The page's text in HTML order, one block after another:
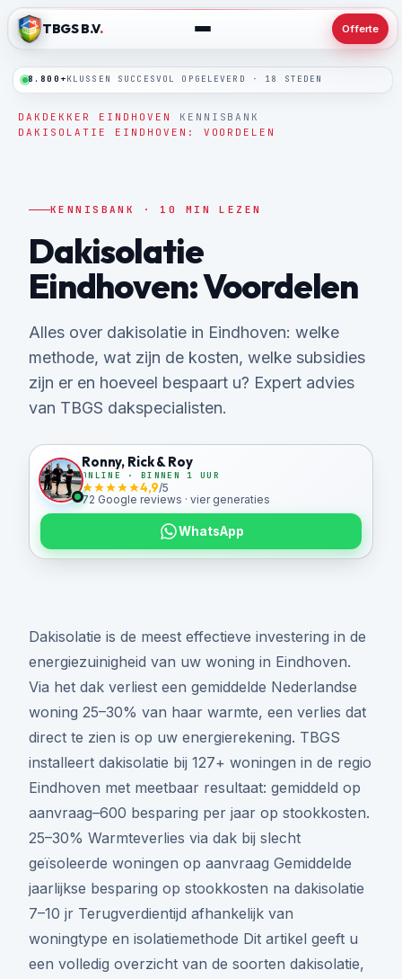
TBGS B.V. Offerte
8.800+KLUSSEN SUCCESVOL OPGELEVERD · 18 STEDEN
24/7 SPOEDLIJN · BINNEN 24 UUR TER PLAATSE
DAKDEKKER EINDHOVEN KENNISBANK
DAKISOLATIE EINDHOVEN: VOORDELEN
KENNISBANK · 10 MIN LEZEN
Dakisolatie
Eindhoven: Voordelen
Alles over dakisolatie in Eindhoven: welke
methode, wat zijn de kosten, welke subsidies
zijn er en hoeveel bespaart u? Expert advies
van TBGS dakspecialisten.
Ronny, Rick & Roy
ONLINE · BINNEN 1 UUR
4,9/5
72 Google reviews · vier generaties
WhatsApp
Dakisolatie is de meest effectieve investering in de
energiezuinigheid van uw woning in Eindhoven.
Via het dak verliest een gemiddelde Nederlandse
woning 25–30% van haar warmte, een verlies dat
direct te zien is op uw energierekening. TBGS
installeert dakisolatie bij 127+ woningen in de regio
Eindhoven met meetbaar resultaat: gemiddeld op
aanvraag–600 besparing per jaar op stookkosten.
25–30% Warmteverlies via dak bij slecht
geïsoleerde woningen op aanvraag Gemiddelde
jaarlijkse besparing op stookkosten na dakisolatie
7–10 jr Terugverdientijd afhankelijk van
woningtype en isolatiemethode Dit artikel geeft u
een volledig overzicht van de soorten dakisolatie,